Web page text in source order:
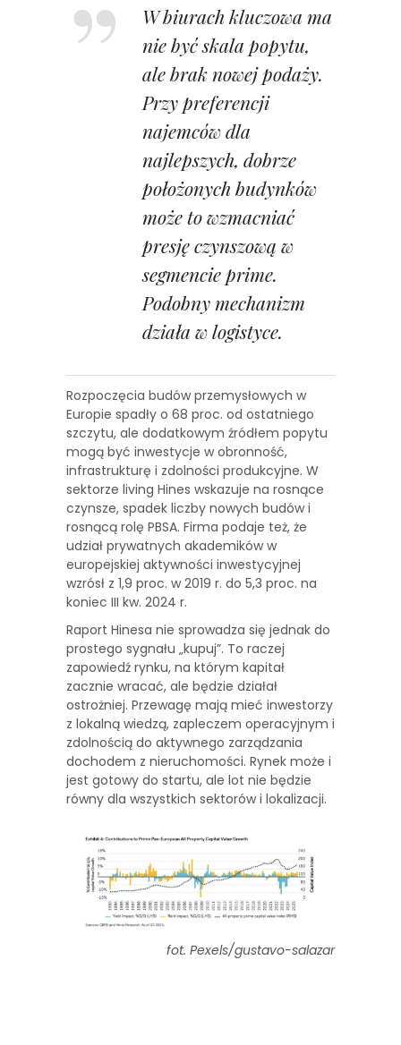
W biurach kluczowa ma
nie być skala popytu,
ale brak nowej podaży.
Przy preferencji
najemców dla
najlepszych, dobrze
położonych budynków
może to wzmacniać
presję czynszową w
segmencie prime.
Podobny mechanizm
działa w logistyce.
Rozpoczęcia budów przemysłowych w
Europie spadły o 68 proc. od ostatniego
szczytu, ale dodatkowym źródłem popytu
mogą być inwestycje w obronność,
infrastrukturę i zdolności produkcyjne. W
sektorze living Hines wskazuje na rosnące
czynsze, spadek liczby nowych budów i
rosnącą rolę PBSA. Firma podaje też, że
udział prywatnych akademików w
europejskiej aktywności inwestycyjnej
wzrósł z 1,9 proc. w 2019 r. do 5,3 proc. na
koniec III kw. 2024 r.
Raport Hinesa nie sprowadza się jednak do
prostego sygnału „kupuj”. To raczej
zapowiedź rynku, na którym kapitał
zacznie wracać, ale będzie działał
ostrożniej. Przewagę mają mieć inwestorzy
z lokalną wiedzą, zapleczem operacyjnym i
zdolnością do aktywnego zarządzania
dochodem z nieruchomości. Rynek może i
jest gotowy do startu, ale lot nie będzie
równy dla wszystkich sektorów i lokalizacji.
fot. Pexels/gustavo-salazar